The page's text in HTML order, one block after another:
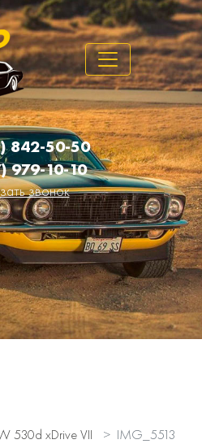
842-50-50
979-10-10
звонок
530d xDrive VII IMG_5513